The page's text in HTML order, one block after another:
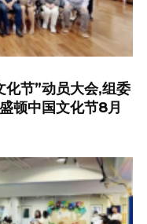
节”动员大会,组委
顿中国文化节8月